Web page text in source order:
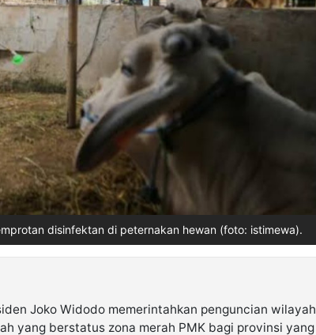
disinfektan di peternakan hewan (foto: istimewa).
Joko Widodo memerintahkan penguncian wilayah
yang berstatus zona merah PMK bagi provinsi yang